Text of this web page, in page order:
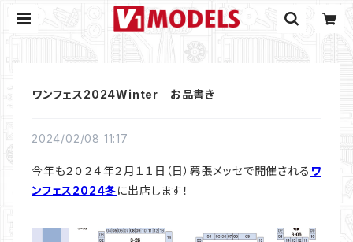
ワンフェス2024Winter お品書き
2024/02/08 11:17
今年も２０２４年２月１１日（日）幕張メッセで開催される ワ
ンフェス2024冬に出店します！